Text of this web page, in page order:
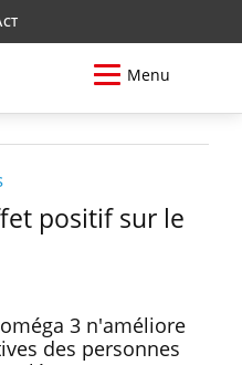
Menu
positif sur le
3 n'améliore
des personnes